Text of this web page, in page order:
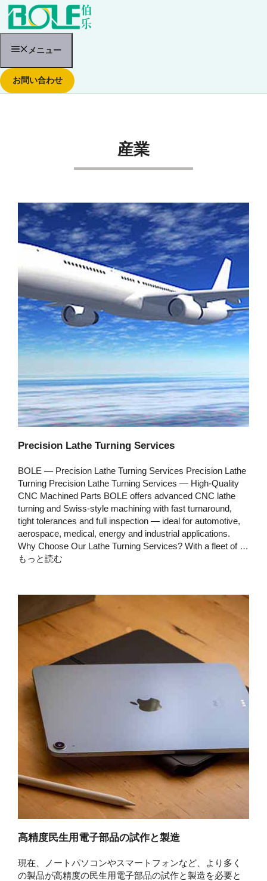
ス
キ
ッ
メニュー
お問い合わせ
産業
Precision Lathe Turning Services
BOLE — Precision Lathe Turning Services Precision Lathe
Turning Precision Lathe Turning Services — High‑Quality
CNC Machined Parts BOLE offers advanced CNC lathe
turning and Swiss‑style machining with fast turnaround,
tight tolerances and full inspection — ideal for automotive,
aerospace, medical, energy and industrial applications.
Why Choose Our Lathe Turning Services? With a fleet of …
もっと読む
高精度民生用電子部品の試作と製造
現在、ノートパソコンやスマートフォンなど、より多く
の製品が高精度の民生用電子部品の試作と製造を必要と